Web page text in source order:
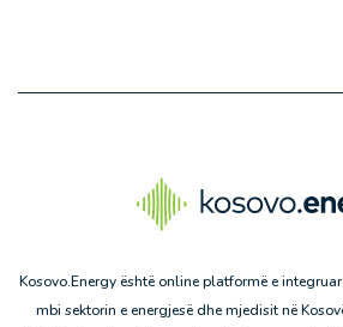
Kosovo.Energy është online platformë e
mbi sektorin e energjesë dhe mjedisit në